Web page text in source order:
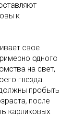
к
свое
одного
на свет,
гнезда.
пробыть
после
карликовых